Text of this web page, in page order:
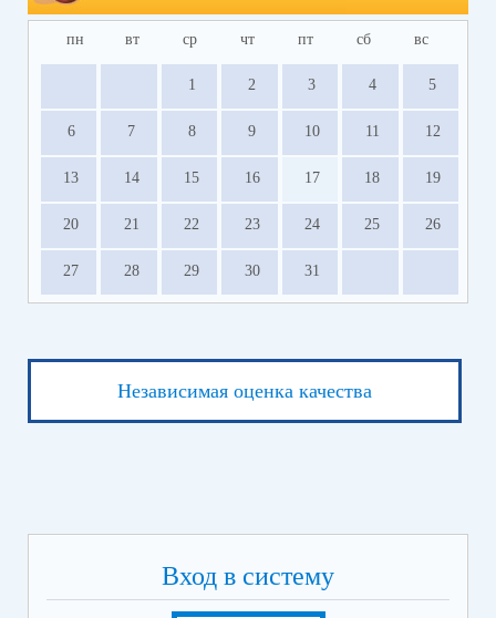
пн вт ср чт пт сб вс
1 2 3 4 5
6 7 8 9 10 11 12
13 14 15 16 17 18 19
20 21 22 23 24 25 26
27 28 29 30 31
Независимая оценка качества
Вход в систему